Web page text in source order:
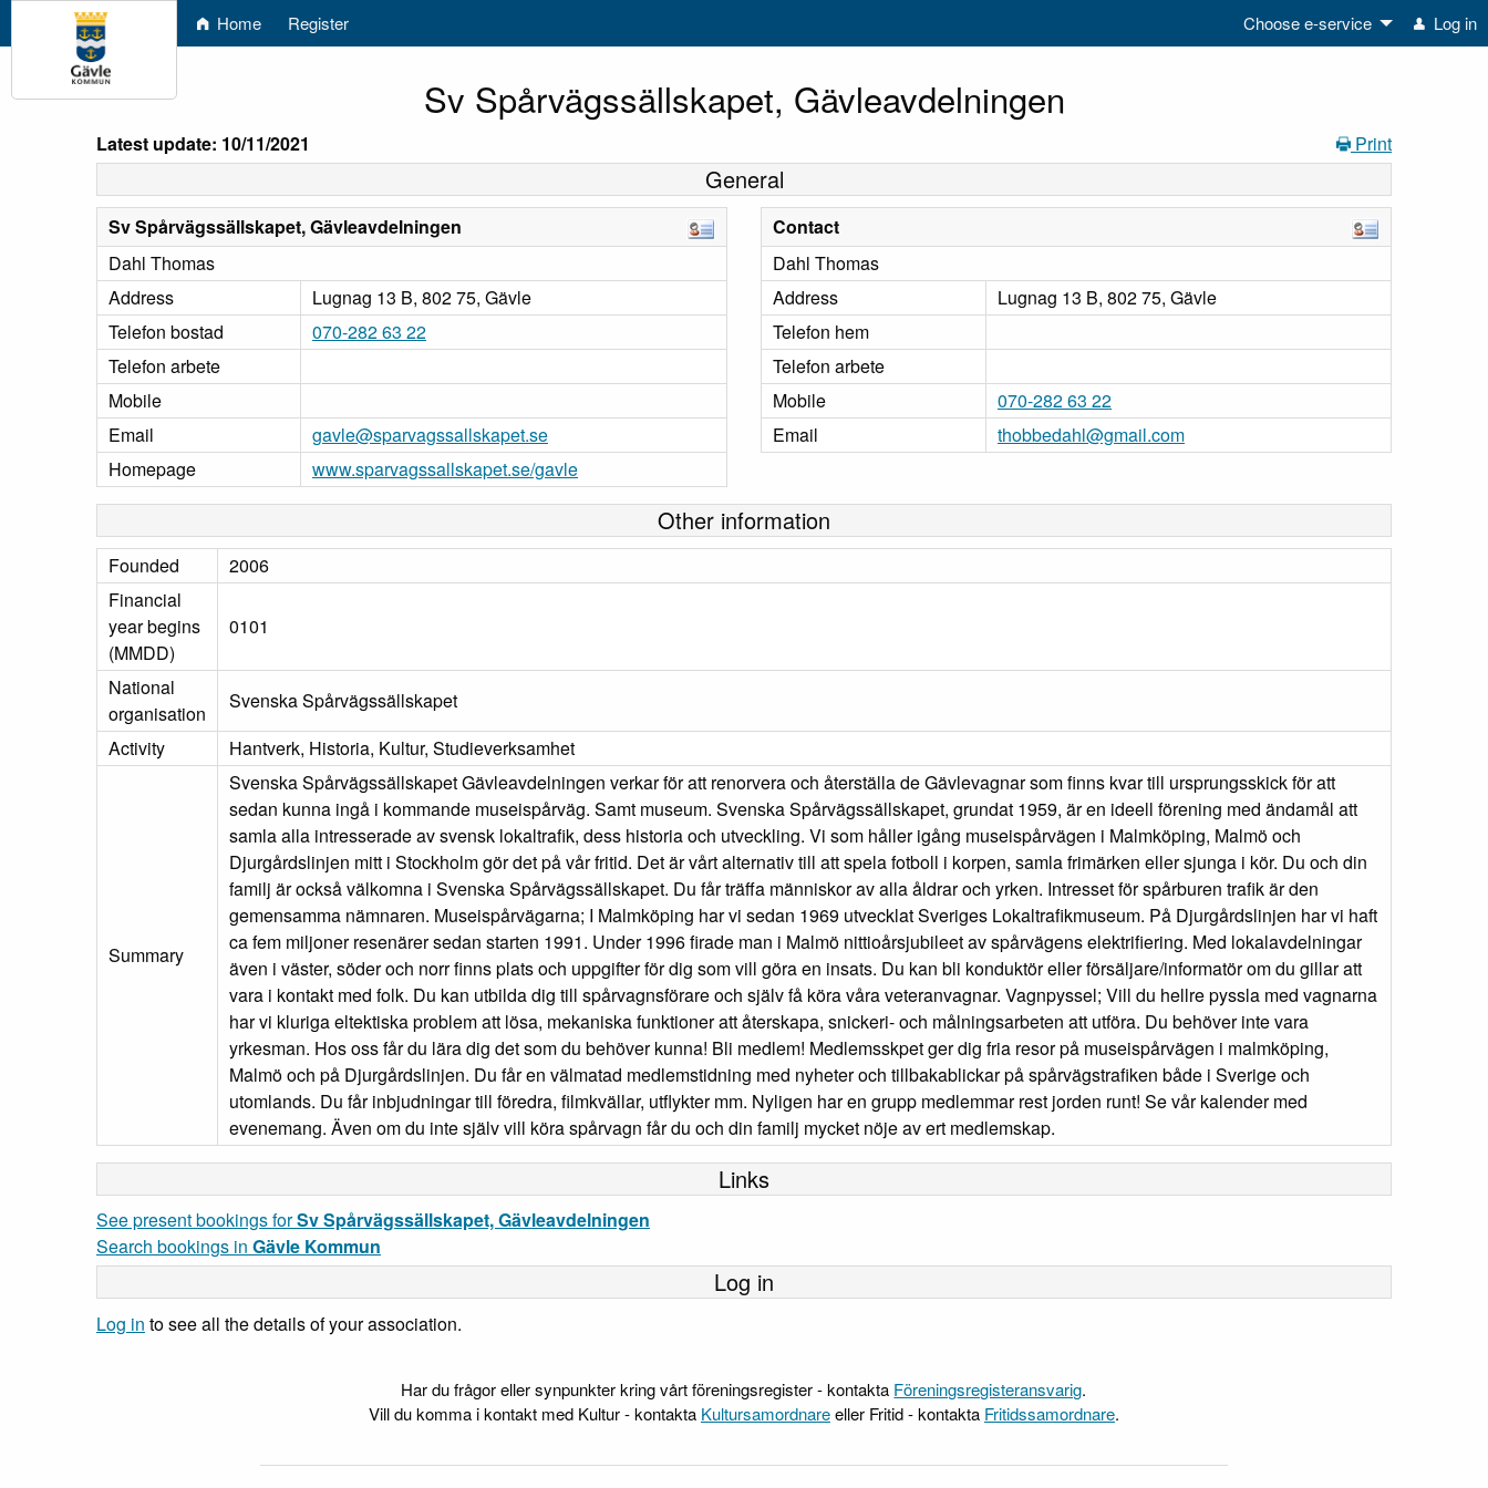
Home Register Choose e-service Log in
Sv Spårvägssällskapet, Gävleavdelningen
Latest update: 10/11/2021 Print
General
Sv Spårvägssällskapet, Gävleavdelningen
Dahl Thomas
Address
Lugnag 13 B, 802 75, Gävle
Telefon bostad
070-282 63 22
Telefon arbete
Mobile
Email
gavle@sparvagssallskapet.se
Homepage
www.sparvagssallskapet.se/gavle
Contact
Dahl Thomas
Address
Lugnag 13 B, 802 75, Gävle
Telefon hem
Telefon arbete
Mobile
070-282 63 22
Email
thobbedahl@gmail.com
Other information
Founded
2006
Financial
year begins
(MMDD)
0101
National
organisation
Svenska Spårvägssällskapet
Activity
Hantverk, Historia, Kultur, Studieverksamhet
Summary
Svenska Spårvägssällskapet Gävleavdelningen verkar för att renorvera och återställa de Gävlevagnar som finns kvar till ursprungsskick för att
sedan kunna ingå i kommande museispårväg. Samt museum. Svenska Spårvägssällskapet, grundat 1959, är en ideell förening med ändamål att
samla alla intresserade av svensk lokaltrafik, dess historia och utveckling. Vi som håller igång museispårvägen i Malmköping, Malmö och
Djurgårdslinjen mitt i Stockholm gör det på vår fritid. Det är vårt alternativ till att spela fotboll i korpen, samla frimärken eller sjunga i kör. Du och din
familj är också välkomna i Svenska Spårvägssällskapet. Du får träffa människor av alla åldrar och yrken. Intresset för spårburen trafik är den
gemensamma nämnaren. Museispårvägarna; I Malmköping har vi sedan 1969 utvecklat Sveriges Lokaltrafikmuseum. På Djurgårdslinjen har vi haft
ca fem miljoner resenärer sedan starten 1991. Under 1996 firade man i Malmö nittioårsjubileet av spårvägens elektrifiering. Med lokalavdelningar
även i väster, söder och norr finns plats och uppgifter för dig som vill göra en insats. Du kan bli konduktör eller försäljare/informatör om du gillar att
vara i kontakt med folk. Du kan utbilda dig till spårvagnsförare och själv få köra våra veteranvagnar. Vagnpyssel; Vill du hellre pyssla med vagnarna
har vi kluriga eltektiska problem att lösa, mekaniska funktioner att återskapa, snickeri- och målningsarbeten att utföra. Du behöver inte vara
yrkesman. Hos oss får du lära dig det som du behöver kunna! Bli medlem! Medlemsskpet ger dig fria resor på museispårvägen i malmköping,
Malmö och på Djurgårdslinjen. Du får en välmatad medlemstidning med nyheter och tillbakablickar på spårvägstrafiken både i Sverige och
utomlands. Du får inbjudningar till föredra, filmkvällar, utflykter mm. Nyligen har en grupp medlemmar rest jorden runt! Se vår kalender med
evenemang. Även om du inte själv vill köra spårvagn får du och din familj mycket nöje av ert medlemskap.
Links
See present bookings forSv Spårvägssällskapet, Gävleavdelningen
Search bookings in Gävle Kommun
Log in
Log in to see all the details of your association.
Har du frågor eller synpunkter kring vårt föreningsregister - kontakta Föreningsregisteransvarig.
Vill du komma i kontakt med Kultur - kontakta Kultursamordnareeller Fritid - kontakta Fritidssamordnare.